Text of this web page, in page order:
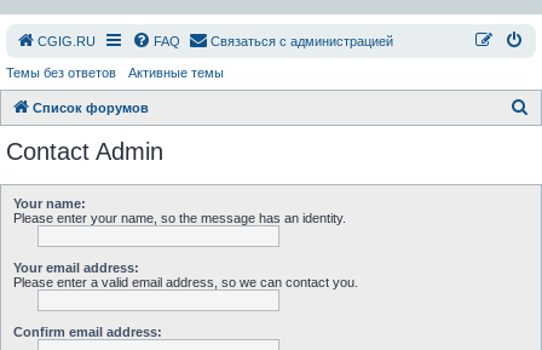
СGIG.RU FAQ Связаться с администрацией
Темы без ответов Активные темы
Список форумов
Contact Admin
Your name:
Please enter your name, so the message has an identity.
Your email address:
Please enter a valid email address, so we can contact you.
Confirm email address: